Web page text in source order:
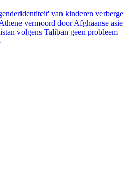
van kinderen
vermoord door Afghaanse
volgens Taliban geen probleem